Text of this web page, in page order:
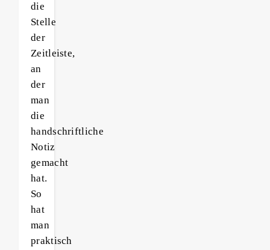
die
Stelle
der
Zeitleiste,
an
der
man
die
handschriftliche
Notiz
gemacht
hat.
So
hat
man
praktisch